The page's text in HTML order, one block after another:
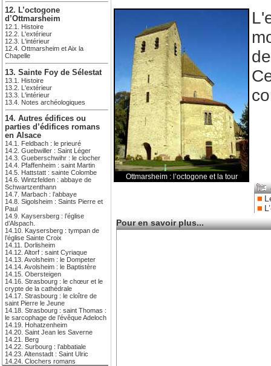
12. L’octogone
d’Ottmarsheim
12.1. Histoire
12.2. L'extérieur
12.3. L'intérieur
12.4. Ottmarsheim et Aix la
Chapelle
13. Sainte Foy de Sélestat
13.1. Histoire
13.2. L'extérieur
13.3. L'intérieur
13.4. Notes archéologiques
14. Autres édifices ou
parties d’édifices romans
en Alsace
14.1. Feldbach : le prieuré
14.2. Guebwiller : Saint Léger
14.3. Gueberschwihr : le clocher
14.4. Pfaffenheim : saint Martin
14.5. Hattstatt : sainte Colombe
14.6. Wintzfelden : abbaye de
Schwartzenthann
14.7. Marbach : l’abbaye
14.8. Sigolsheim : Saints Pierre et
Paul
14.9. Kaysersberg : l’église
d’Alspach.
14.10. Kaysersberg : tympan de
l’église Sainte Croix
14.11. Dorlisheim
14.12. Altorf : saint Cyriaque
14.13. Avolsheim : le Dompeter
14.14. Avolsheim : le Baptistère
14.15. Obersteigen
14.16. Strasbourg : le chœur et le
crypte de la cathédrale
14.17. Strasbourg : le cloître de
saint Pierre le Jeune
14.18. Strasbourg : saint Thomas :
le sarcophage de l’évêque Adeloch
14.19. Hohatzenheim
14.20. Saint Jean les Saverne
14.21. Berg
14.22. Surbourg : l’abbatiale
14.23. Altenstadt : Saint Ulric
14.24. Clochers romans
Ottmarsheim : l’octogone et la tour
Pour en savoir plus...